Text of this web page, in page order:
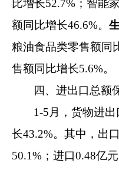
比增长52.7% ；智能
额同比增长46.6%。
粮油食品类零售额同
售额同比增长5.6%。
四、进出口总额
1-5 月，货物进出
长43.2%。其中，出口
50.1% ；进口0.48亿